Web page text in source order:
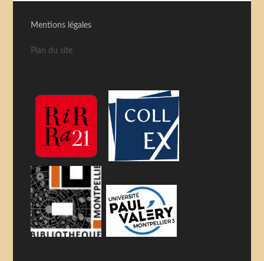
Mentions légales
Plan du site